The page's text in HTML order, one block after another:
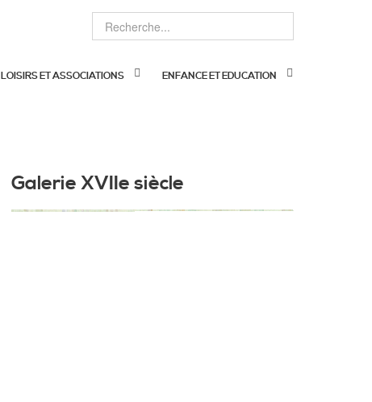
LOISIRS ET ASSOCIATIONS ENFANCE ET EDUCATION
Galerie XVIIe siècle